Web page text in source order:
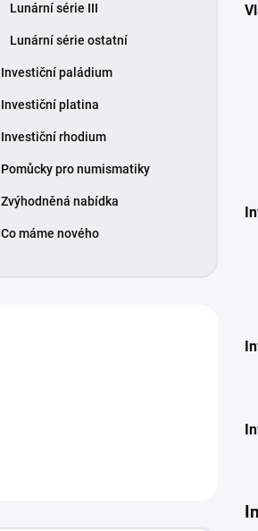
Lunární série III
Lunární série ostatní
Investiční paládium
Investiční platina
Investiční rhodium
Pomůcky pro numismatiky
Zvýhodněná nabídka
Co máme nového